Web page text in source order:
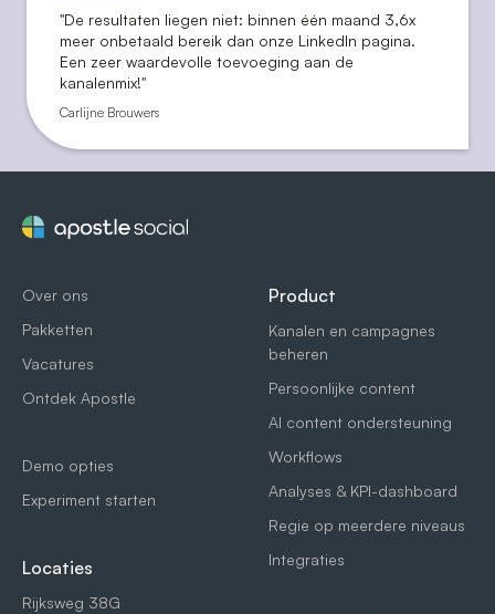
"De resultaten liegen niet: binnen één maand 3,6x
meer onbetaald bereik dan onze LinkedIn pagina.
Een zeer waardevolle toevoeging aan de
kanalenmix!"
Carlijne Brouwers
Over ons
Pakketten
Vacatures
Ontdek Apostle
Demo opties
Experiment starten
Locaties
Rijksweg 38G
Product
Kanalen en campagnes
beheren
Persoonlijke content
AI content ondersteuning
Workflows
Analyses & KPI-dashboard
Regie op meerdere niveaus
Integraties